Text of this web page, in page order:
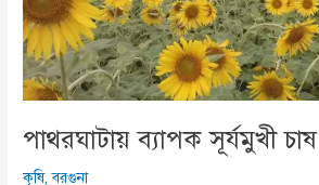
পাথরঘাটায় ব্যাপক সূর্যমুখী চাষ
কৃষি,বরগুনা